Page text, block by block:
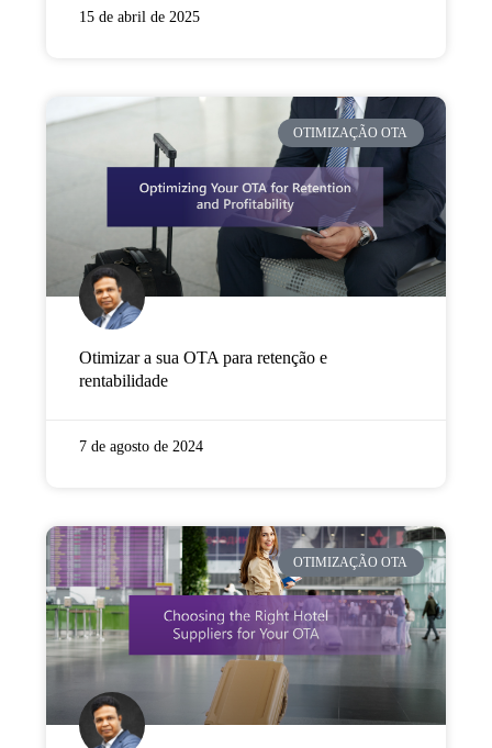
15 de abril de 2025
OTIMIZAÇÃO OTA
Otimizar a sua OTA para retenção e
rentabilidade
7 de agosto de 2024
OTIMIZAÇÃO OTA